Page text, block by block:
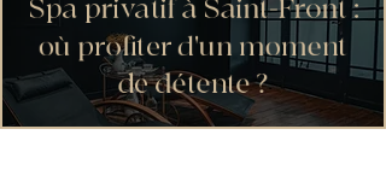
Spa privatif à Saint-Front :
où profiter d'un moment
de détente ?